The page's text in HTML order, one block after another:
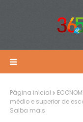
Página inicial
médio e superior de
Saiba mais